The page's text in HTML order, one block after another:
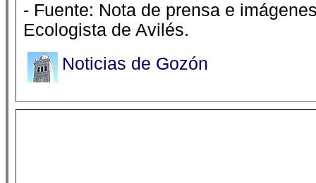
- Fuente: Nota de prensa e
Ecologista de Avilés.
Noticias de Gozón